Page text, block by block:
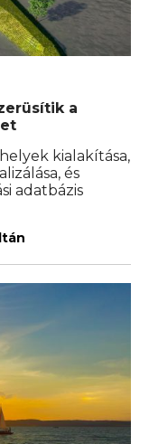
a
kialakítása,
és
adatbázis